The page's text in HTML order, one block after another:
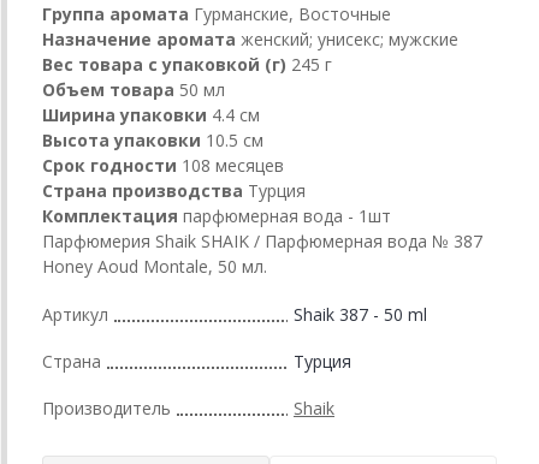
Группа аромата Гурманские, Восточные
Назначение аромата женский; унисекс; мужские
Вес товара с упаковкой (г) 245 г
Объем товара 50 мл
Ширина упаковки 4.4 см
Высота упаковки 10.5 см
Срок годности 108 месяцев
Страна производства Турция
Комплектация парфюмерная вода - 1шт
Парфюмерия Shaik SHAIK / Парфюмерная вода № 387
Honey Aoud Montale, 50 мл.
Артикул Shaik 387 - 50 ml
Страна Турция
Производитель Shaik